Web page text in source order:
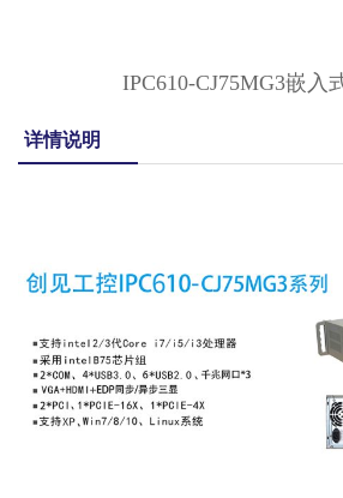
IPC610-CJ75MG3嵌入
详情说明